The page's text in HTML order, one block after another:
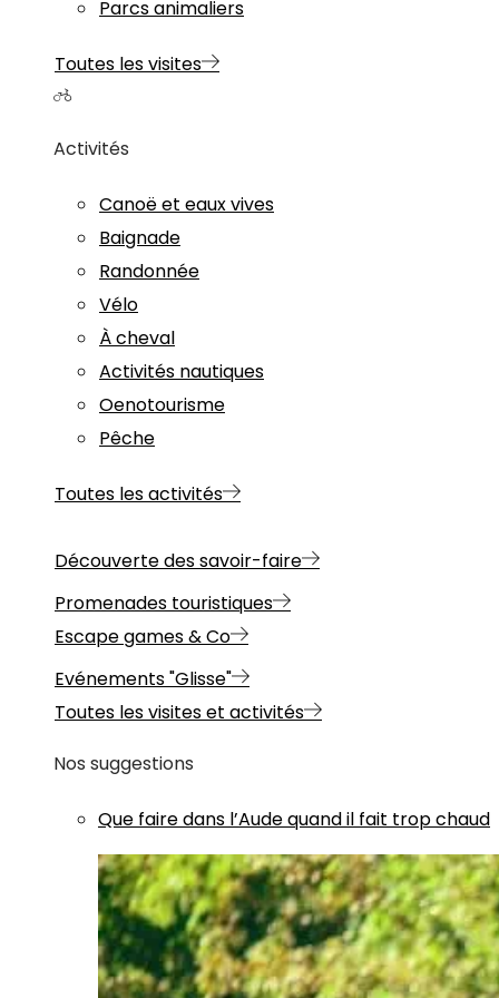
Parcs animaliers
Toutes les visites
Activités
Canoë et eaux vives
Baignade
Randonnée
Vélo
À cheval
Activités nautiques
Oenotourisme
Pêche
Toutes les activités
Découverte des savoir-faire
Promenades touristiques
Escape games & Co
Evénements "Glisse"
Toutes les visites et activités
Nos suggestions
Que faire dans l’Aude quand il fait trop chaud